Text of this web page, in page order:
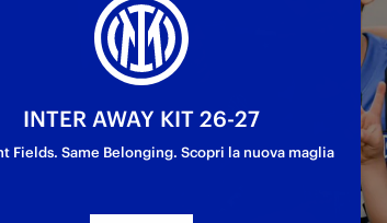
INTER AWAY KIT 26-27
Fields. Same Belonging. Scopri la nuova maglia